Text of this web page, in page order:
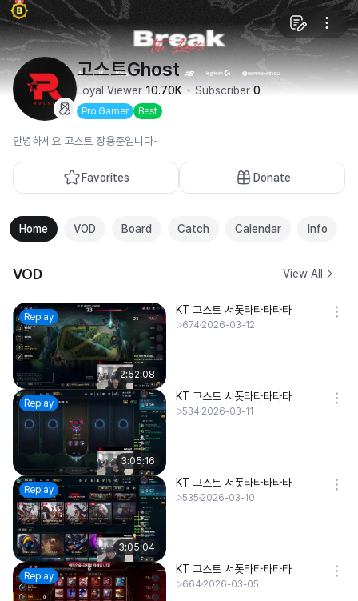
고스트Ghost
Loyal Viewer 10.70K Subscriber 0
Pro Gamer Best
안녕하세요 고스트 장용준입니다~
Favorites Donate
Home VOD Board Catch Calendar Info
VOD View All
Replay
2:52:08
KT 고스트 서폿타타타타타
674 2026-03-12
Replay
3:05:16
KT 고스트 서폿타타타타타
534 2026-03-11
Replay
3:05:04
KT 고스트 서폿타타타타타
535 2026-03-10
Replay
KT 고스트 서폿타타타타타
664 2026-03-05